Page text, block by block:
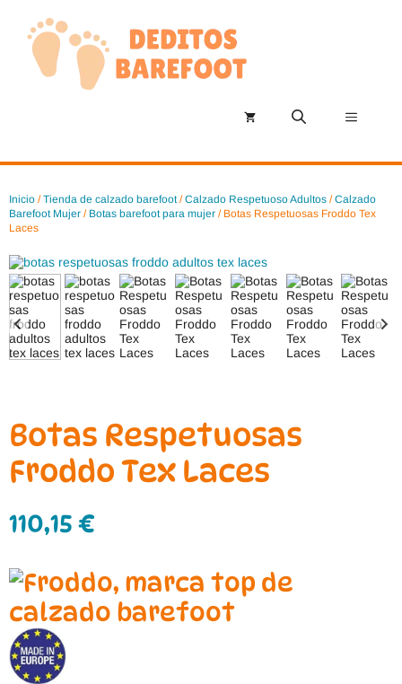
contenido
Menú
Inicio /Tienda de calzado barefoot/Calzado Respetuoso Adultos /Calzado
Barefoot Mujer / Botas barefoot para mujer / Botas Respetuosas Froddo Tex
Laces
Botas Respetuosas
Froddo Tex Laces
110,15 €